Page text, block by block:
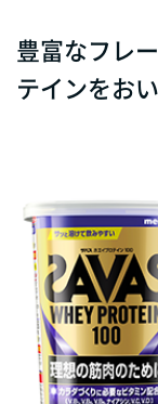
豊富なフレ
テインをお